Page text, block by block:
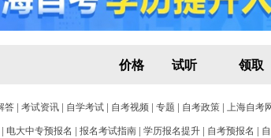
价格 试听 领取
答 | 考试资讯 | 自学考试 | 自考视频 | 专题 | 自考政策 | 上海自考
| 电大中专预报名 | 报名考试指南| 学历报名提升| 自考预报名 |